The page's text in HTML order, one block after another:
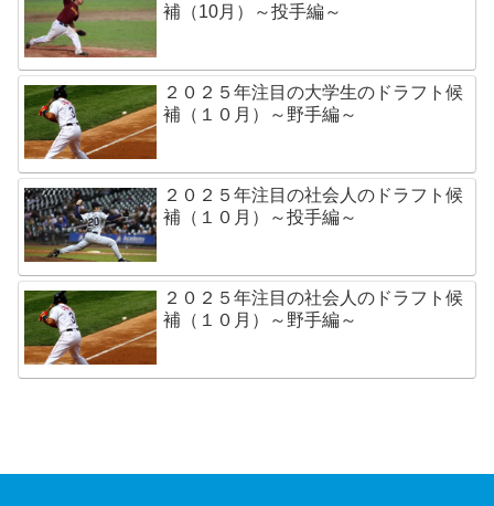
補（10月）～投手編～
２０２５年注目の大学生のドラフト候
補（１０月）～野手編～
２０２５年注目の社会人のドラフト候
補（１０月）～投手編～
２０２５年注目の社会人のドラフト候
補（１０月）～野手編～